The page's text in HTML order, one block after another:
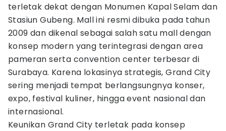
terletak dekat dengan Monumen Kapal Selam dan
Stasiun Gubeng. Mall ini resmi dibuka pada tahun
2009 dan dikenal sebagai salah satu mall dengan
konsep modern yang terintegrasi dengan area
pameran serta convention center terbesar di
Surabaya. Karena lokasinya strategis, Grand City
sering menjadi tempat berlangsungnya konser,
expo, festival kuliner, hingga event nasional dan
internasional.
Keunikan Grand City terletak pada konsep